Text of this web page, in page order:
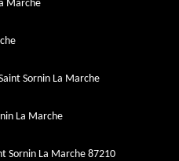
Marche
Sornin La Marche
La Marche
Sornin La Marche 87210